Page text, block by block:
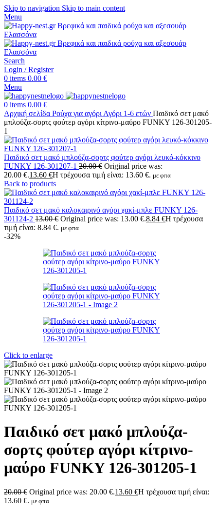
Skip to navigation Skip to main content
Menu
Search
Login / Register
0 items 0.00 €
Menu
0 items 0.00 €
Αρχική σελίδα Ρούχα για αγόρι Αγόρι 1-6 ετών Παιδικό σετ μακό
μπλούζα-σορτς φούτερ αγόρι κίτρινο-μαύρο FUNKY 126-301205-
1
Παιδικό σετ μακό μπλούζα-σορτς φούτερ αγόρι λευκό-κόκκινο
FUNKY 126-301207-1 20.00€ Original price was:
20.00 €.13.60 €Η τρέχουσα τιμή είναι: 13.60 €. με φπα
Back to products
Παιδικό σετ μακό καλοκαιρινό αγόρι χακί-μπλε FUNKY 126-
301124-2 13.00€ Original price was: 13.00 €.8.84 €Η τρέχουσα
τιμή είναι: 8.84 €. με φπα
-32%
Click to enlarge
Παιδικό σετ μακό μπλούζα-
σορτς φούτερ αγόρι κίτρινο-
μαύρο FUNKY 126-301205-1
20.00€ Original price was: 20.00 €.13.60 €Η τρέχουσα τιμή είναι:
13.60 €. με φπα